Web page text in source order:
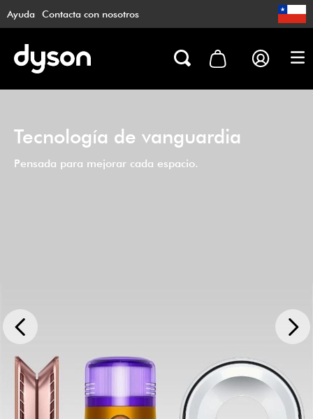
Ayuda Contacta con nosotros
Tecnología de vanguardia
Pensada para mejorar cada espacio.